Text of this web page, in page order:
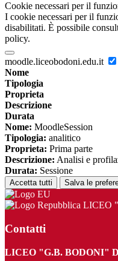
Cookie necessari per il
I cookie necessari per il
disabilitati. È possibile
policy.
moodle.liceobodoni.edu.it
Nome
Tipologia
Proprieta
Descrizione
Durata
Nome: MoodleSession
Tipologia: analitico
Proprieta: Prima parte
Descrizione: Analisi e
Durata: Sessione
Accetta tutti Salva le
LICEO
Contatti
LICEO "G.B. BODONI"